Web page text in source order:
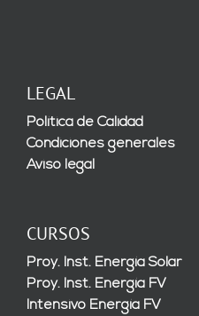
LEGAL
Política de Calidad
Condiciones generales
Aviso legal
CURSOS
Proy. Inst. Energía Solar
Proy. Inst. Energía FV
Intensivo Energía FV